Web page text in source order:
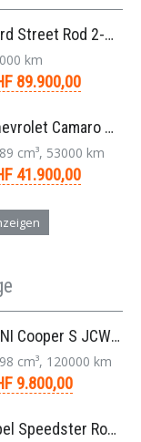
Ford Street Rod 2-Door V8 Aut. 1937
km
89.900,00
Chevrolet Camaro SS 396 LS3 Coupe Aut. 1971
cm³, 53000 km
41.900,00
MINI Cooper S JCW R56 N14 Kleinwagen 6-Gang 2011
cm³, 120000 km
9.800,00
Opel Speedster Roadster 2.2 L Targa 5-Gang 2002